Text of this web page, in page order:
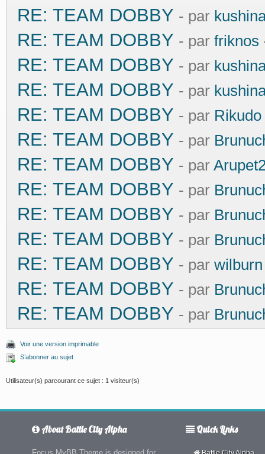
RE: TEAM DOBBY - par
RE: TEAM DOBBY - par friknos
RE: TEAM DOBBY - par
RE: TEAM DOBBY - par
RE: TEAM DOBBY - par
RE: TEAM DOBBY - par
RE: TEAM DOBBY - par
RE: TEAM DOBBY - par
RE: TEAM DOBBY - par
RE: TEAM DOBBY - par
RE: TEAM DOBBY - par wilburn
RE: TEAM DOBBY - par
RE: TEAM DOBBY - par
Voir une version imprimable
S’abonner au sujet
Utilisateur(s) parcourant ce sujet : 1 visiteur(s)
About Battle City Alpha Quick Links